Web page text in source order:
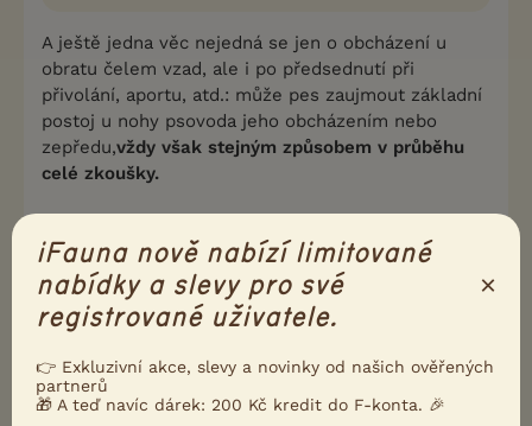
A ještě jedna věc nejedná se jen o obcházení u
obratu čelem vzad, ale i po předsednutí při
přivolání, aportu, atd.: může pes zaujmout základní
postoj u nohy psovoda jeho obcházením nebo
zepředu,vždy však stejným způsobem v průběhu
celé zkoušky.
0
Kvalitní příspěvek
Nahlásit
Citovat
Neregistrovaný uživatel napsal(a):
iFauna nově nabízí limitované
nabídky a slevy pro své
registrované uživatele.
×
👉 Exkluzivní akce, slevy a novinky od našich ověřených
partnerů
🎁 A teď navíc dárek: 200 Kč kredit do F-konta. 🎉